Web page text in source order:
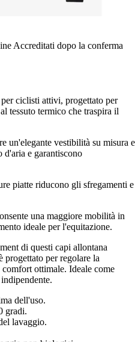
Accreditati dopo la conferma
ciclisti attivi, progettato per
tessuto termico che traspira il
un'elegante vestibilità su misura e
d'aria e garantiscono
piatte riducono gli sfregamenti e
una maggiore mobilità in
ideale per l'equitazione.
di questi capi allontana
progettato per regolare la
ottimale. Ideale come
dell'uso.
gradi.
lavaggio.